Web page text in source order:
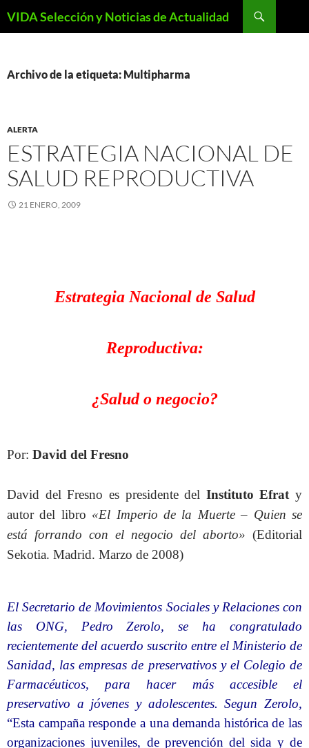
VIDA Selección y Noticias de Actualidad
Archivo de la etiqueta: Multipharma
ALERTA
ESTRATEGIA NACIONAL DE
SALUD REPRODUCTIVA
21 ENERO, 2009
Estrategia Nacional de Salud
Reproductiva:
¿Salud o negocio?
Por: David del Fresno
David del Fresno es presidente del Instituto Efrat y
autor del libro «El Imperio de la Muerte – Quien se
está forrando con el negocio del aborto» (Editorial
Sekotia. Madrid. Marzo de 2008)
El Secretario de Movimientos Sociales y Relaciones con
las ONG, Pedro Zerolo, se ha congratulado
recientemente del acuerdo suscrito entre el Ministerio de
Sanidad, las empresas de preservativos y el Colegio de
Farmacéuticos, para hacer más accesible el
preservativo a jóvenes y adolescentes. Segun Zerolo,
“Esta campaña responde a una demanda histórica de las
organizaciones juveniles, de prevención del sida y de